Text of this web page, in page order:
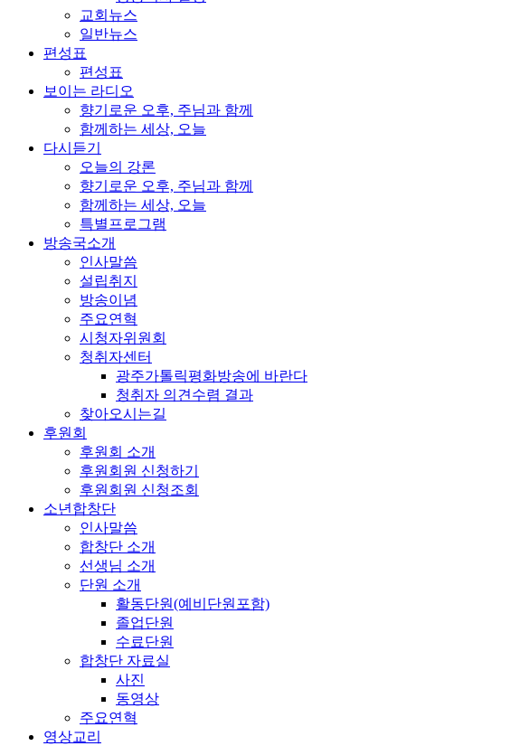
교회뉴스
일반뉴스
편성표
편성표
보이는 라디오
향기로운 오후, 주님과 함께
함께하는 세상, 오늘
다시듣기
오늘의 강론
향기로운 오후, 주님과 함께
함께하는 세상, 오늘
특별프로그램
방송국소개
인사말씀
설립취지
방송이념
주요연혁
시청자위원회
청취자센터
광주가톨릭평화방송에 바란다
청취자 의견수렴 결과
찾아오시는길
후원회
후원회 소개
후원회원 신청하기
후원회원 신청조회
소년합창단
인사말씀
합창단 소개
선생님 소개
단원 소개
활동단원(예비단원포함)
졸업단원
수료단원
합창단 자료실
사진
동영상
주요연혁
영상교리